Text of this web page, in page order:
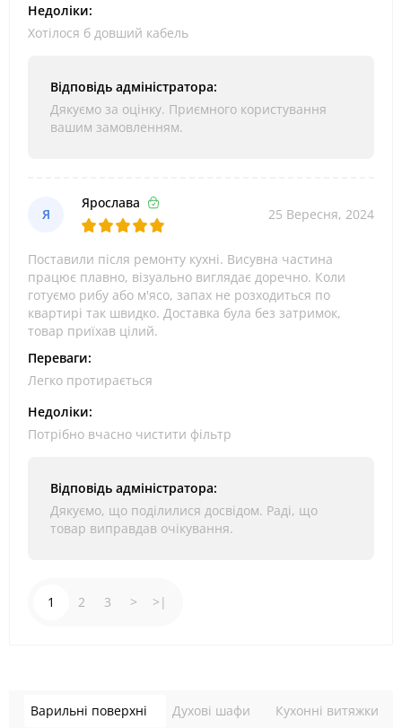
Недоліки:
Хотілося б довший кабель
Відповідь адміністратора:
Дякуємо за оцінку. Приємного користування
вашим замовленням.
Я
Ярослава
25 Вересня, 2024
Поставили після ремонту кухні. Висувна частина
працює плавно, візуально виглядає доречно. Коли
готуємо рибу або м'ясо, запах не розходиться по
квартирі так швидко. Доставка була без затримок,
товар приїхав цілий.
Переваги:
Легко протирається
Недоліки:
Потрібно вчасно чистити фільтр
Відповідь адміністратора:
Дякуємо, що поділилися досвідом. Раді, що
товар виправдав очікування.
1 2 3 > >|
Варильні поверхні Духові шафи Кухонні витяжки